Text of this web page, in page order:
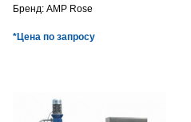
Бренд: AMP Rose
*Цена по запросу